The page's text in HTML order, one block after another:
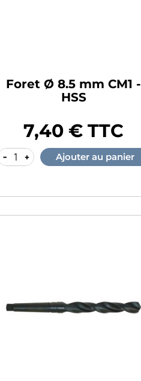
Foret Ø 8.5 mm CM1 -
HSS
7,40 € TTC
- + Ajouter au panier